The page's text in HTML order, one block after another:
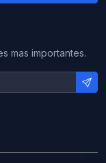
mas importantes.